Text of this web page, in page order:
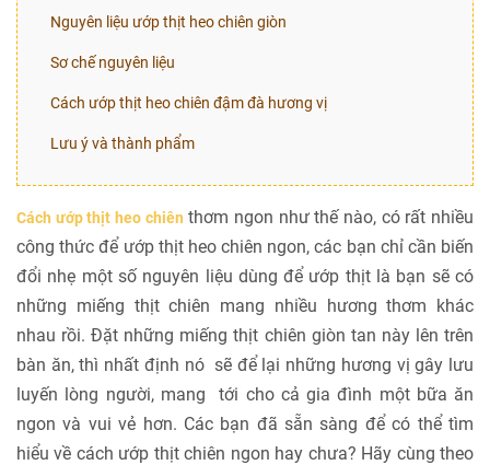
Nguyên liệu ướp thịt heo chiên giòn
Sơ chế nguyên liệu
Cách ướp thịt heo chiên đậm đà hương vị
Lưu ý và thành phẩm
Cách ướp thịt heo chiên thơm ngon như thế nào, có rất nhiều
công thức để ướp thịt heo chiên ngon, các bạn chỉ cần biến
đổi nhẹ một số nguyên liệu dùng để ướp thịt là bạn sẽ có
những miếng thịt chiên mang nhiều hương thơm khác
nhau rồi. Đặt những miếng thịt chiên giòn tan này lên trên
bàn ăn, thì nhất định nó sẽ để lại những hương vị gây lưu
luyến lòng người, mang tới cho cả gia đình một bữa ăn
ngon và vui vẻ hơn. Các bạn đã sẵn sàng để có thể tìm
hiểu về cách ướp thịt chiên ngon hay chưa? Hãy cùng theo